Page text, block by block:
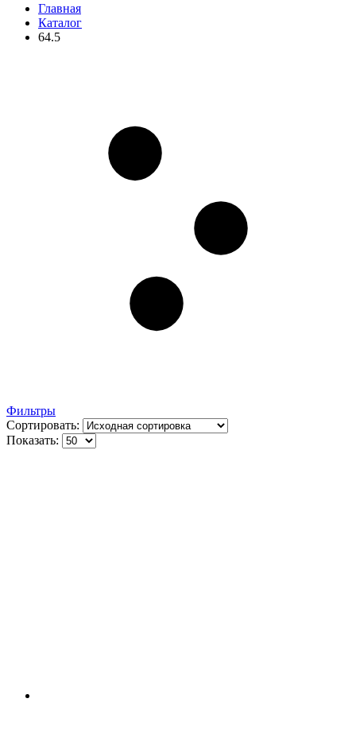
Главная
Каталог
64.5
Фильтры
Сортировать:
Показать: